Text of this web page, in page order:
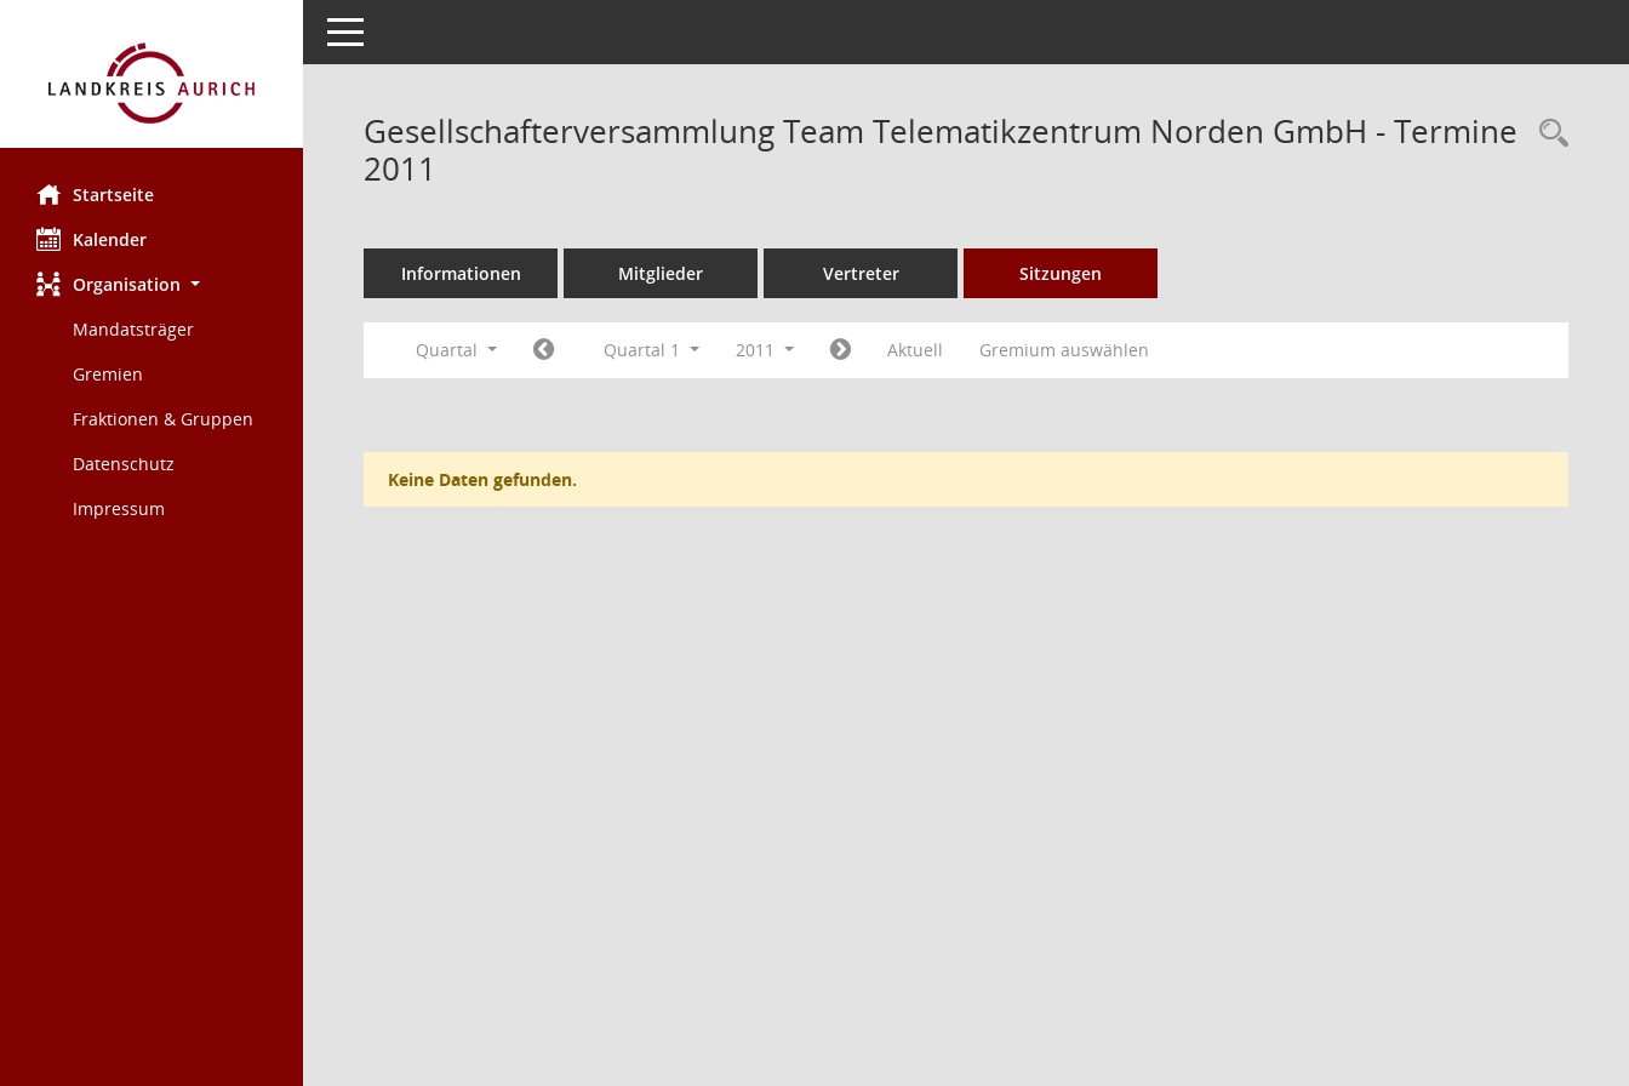
Startseite
Kalender
Organisation
Mandatsträger
Gremien
Fraktionen & Gruppen
Datenschutz
Impressum
Toggle navigation
Gesellschafterversammlung Team Telematikzentrum Norden GmbH - Termine
2011
Informationen Mitglieder Vertreter Sitzungen
Quartal Quartal 1 2011 Aktuell Gremium auswählen
Keine Daten gefunden.